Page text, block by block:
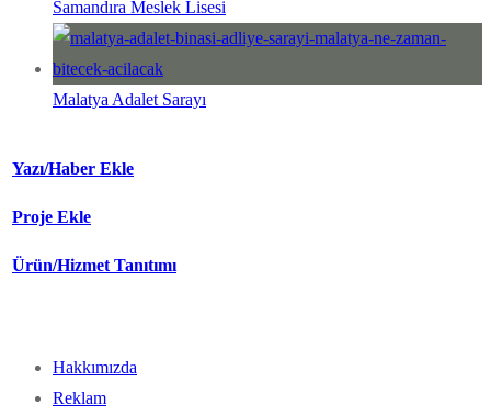
Samandıra Meslek Lisesi
Malatya Adalet Sarayı
Yazı/Haber Ekle
Proje Ekle
Ürün/Hizmet Tanıtımı
Hakkımızda
Reklam